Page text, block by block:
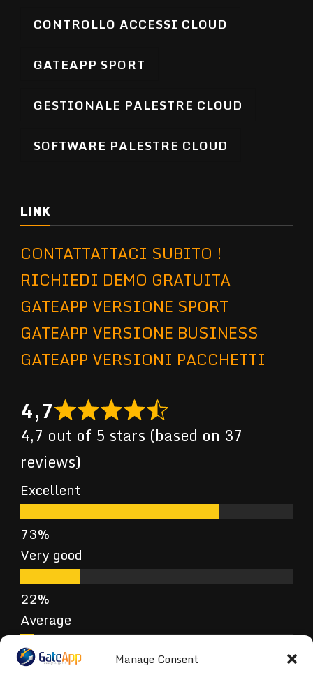
Manage Consent
CONTROLLO ACCESSI CLOUD
GATEAPP SPORT
GESTIONALE PALESTRE CLOUD
SOFTWARE PALESTRE CLOUD
LINK
CONTATTATTACI SUBITO !
RICHIEDI DEMO GRATUITA
GATEAPP VERSIONE SPORT
GATEAPP VERSIONE BUSINESS
GATEAPP VERSIONI PACCHETTI
4,7
4,7 out of 5 stars (based on 37
reviews)
Excellent
Very good
Average